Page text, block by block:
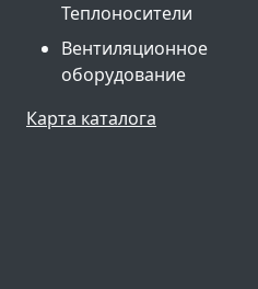
Теплоносители
Вентиляционное
оборудование
Карта каталога